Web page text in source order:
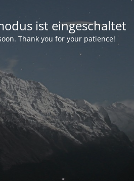
ist eingeschaltet
Thank you for your patience!